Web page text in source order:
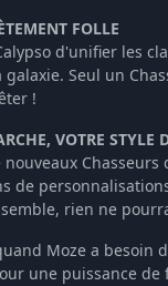
FOLLE
d'unifier les
Seul un
!
VOTRE STYLE
Chasseurs
de
rien ne
quand Moze a
une puissance de